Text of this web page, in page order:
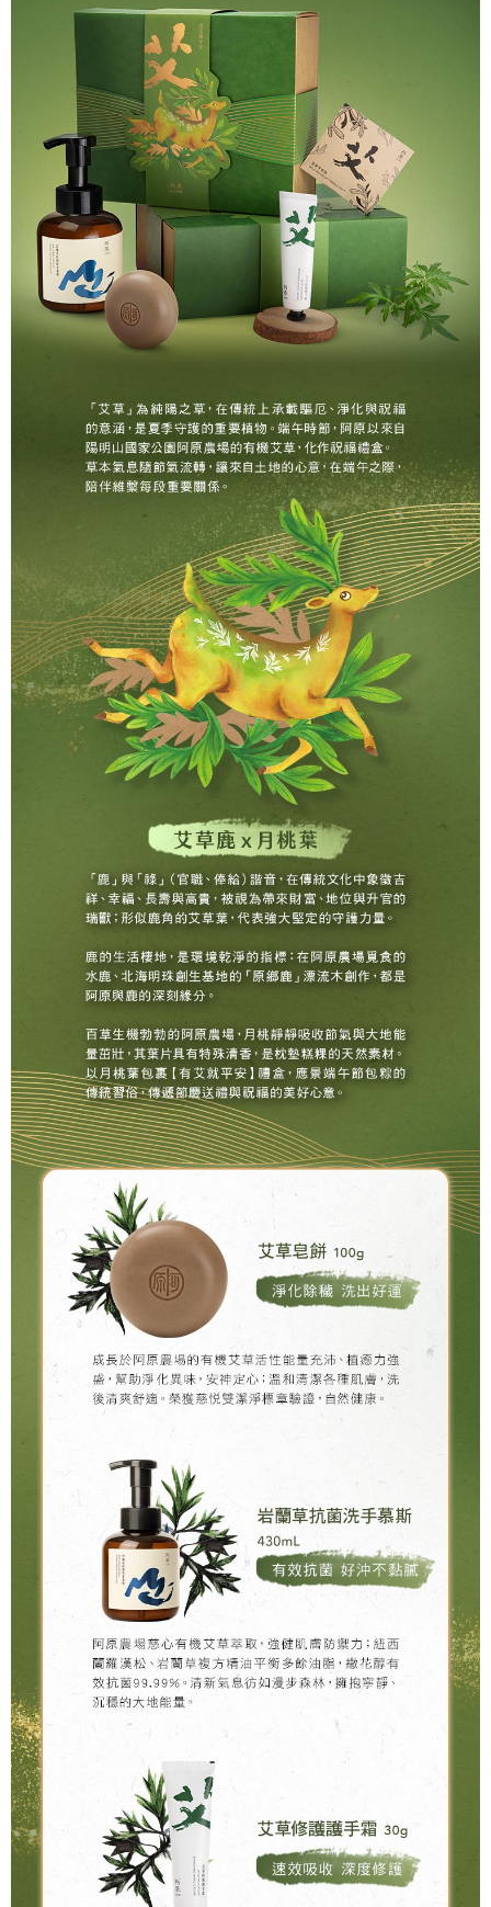
用戶於交易時，得透過本服務購買商品或服務，並由商店將買賣／分期付款
買賣價金債權讓與本公司後，依約使用本公司帳單繳交帳款。
2.基於同意付款使用「大哥付你分期」之契約關係目的，商店將以您的個人
資料（包含姓名、電話或地址）提供予台灣大哥大進項蒐集、處理及利用，
由本公司與您本人進行分期帳單所需資料之確認、核對及更正。
3.完整用戶服務條款，請詳閱以下連結：https://oppay.tw/userRule
購買商品的店家。未經商家同意取消之訂單仍視為有效，需透過AFTEE先享
※ 交易是否成功請以「AFTEE先享後付 」之結帳頁面顯示為準，若有關於
是否繳費成功／繳費後需取消欲退款等相關疑問，請聯繫「AFTEE先享後付
客戶支援中心」https://netprotections.freshdesk.com/support/home
【注意事項】
１．透過由恩沛科技股份有限公司提供之「AFTEE先享後付」服務完成之交
易，需依本服務之必要範圍內提供個人資料，並將交易相關給付款項請求債
權轉讓予恩沛科技股份有限公司。
２．關於個人資料處理事宜，請瀏覽以下網址：
https://aftee.tw/terms/#terms3
３．未成年的使用者請事先徵得法定代理人或監護人之同意方可使用
「AFTEE先享後付」，若未經同意申辦者引起之損失，本公司不負相關責
任。
４．使用「AFTEE先享後付」時，將依據個別帳號之用戶狀況，依本公司即
時審查核予不同之上限額度；若仍有額度不足之情形，本公司將視審查結果
請求用戶進行身份認證。
每筆NT$100，滿NT$1,000(含以上)免運費
黑貓宅配｜線上支付
每筆NT$100，滿NT$1,000(含以上)免運費
離島宅配
每筆NT$280，滿NT$3,000(含以上)免運費